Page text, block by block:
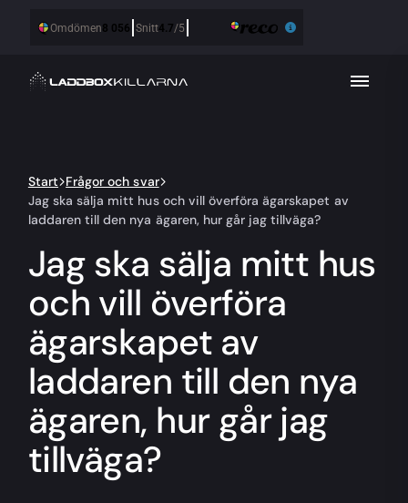
Start Frågor och svar
Jag ska sälja mitt hus och vill överföra ägarskapet av
laddaren till den nya ägaren, hur går jag tillväga?
Jag ska sälja mitt hus
och vill överföra
ägarskapet av
laddaren till den nya
ägaren, hur går jag
tillväga?